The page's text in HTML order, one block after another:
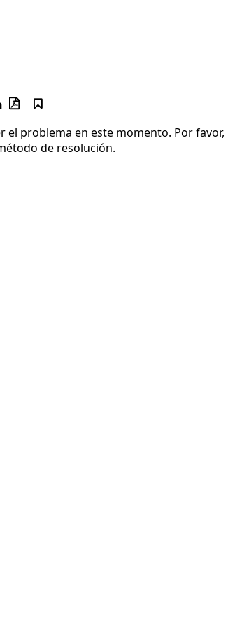


el problema en este momento. Por favor,
de resolución.